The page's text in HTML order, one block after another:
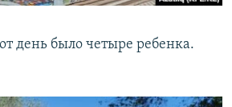
день было четыре ребенка.